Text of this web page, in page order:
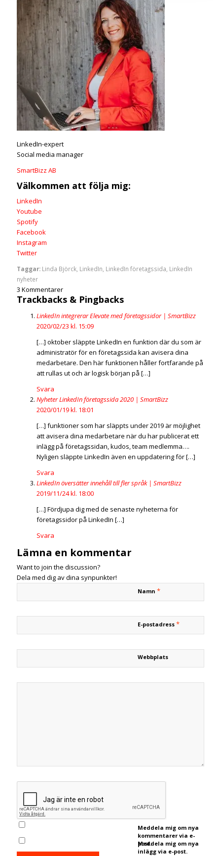
LinkedIn-expert
Social media manager
SmartBizz AB
Välkommen att följa mig:
LinkedIn
Youtube
Spotify
Facebook
Instagram
Twitter
Taggar: Linda Björck, LinkedIn LinkedIn företagssida LinkedIn
nyheter
3 Kommentarer
Trackbacks & Pingbacks
LinkedIn integrerar Elevate med företagssidor | SmartBizz
2020/02/23 kl. 15:09
[…] oktober släppte LinkedIn en funktion där du som är
administratör för en företagssida kan avisera dina
medarbetare. Den här funktionen håller fortfarande på
att rullas ut och är logisk början på […]
Svara
Nyheter LinkedIn företagssida 2020 | SmartBizz
2020/01/19 kl. 18:01
[…] funktioner som har släppts under 2019 är möjlighet
att avisera dina medarbetare när du har publicerat ett
inlägg på företagssidan, kudos, team medlemma….
Nyligen släppte LinkedIn även en uppdatering för […]
Svara
LinkedIn översätter innehåll till fler språk | SmartBizz
2019/11/24 kl. 18:00
[…] Fördjupa dig med de senaste nyheterna för
företagssidor på LinkedIn […]
Svara
Lämna en kommentar
Want to join the discussion?
Dela med dig av dina synpunkter!
Namn *
E-postadress *
Webbplats
Meddela mig om nya
kommentarer via e-
post.
Meddela mig om nya
inlägg via e-post.